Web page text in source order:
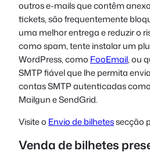
outros e-mails que contêm
tickets, são frequentemente
uma melhor entrega e reduzir o
como spam, tente instalar um
WordPress, como FooEmail, ou
SMTP fiável que lhe permita
contas SMTP autenticadas
Mailgun e SendGrid.
Visite o Envio de bilhetessecção
Venda de bilhetes